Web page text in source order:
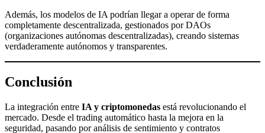
Además, los modelos de IA podrían llegar a operar de forma
completamente descentralizada, gestionados por DAOs
(organizaciones autónomas descentralizadas), creando sistemas
verdaderamente autónomos y transparentes.
Conclusión
La integración entre IA y criptomonedas está revolucionando el
mercado. Desde el trading automático hasta la mejora en la
seguridad, pasando por análisis de sentimiento y contratos